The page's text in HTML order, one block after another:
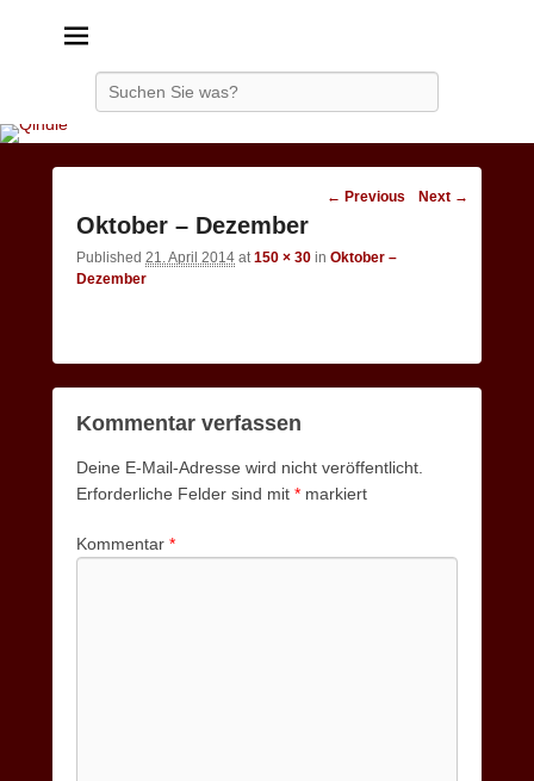
Image
← Previous Next →
Oktober – Dezember
Published 21. April 2014 at150 × 30 in Oktober –
Dezember
Kommentar verfassen
Deine E-Mail-Adresse wird nicht veröffentlicht.
Erforderliche Felder sind mit * markiert
Kommentar *